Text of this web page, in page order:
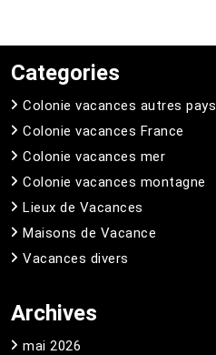
Categories
Colonie vacances autres pays
Colonie vacances France
Colonie vacances mer
Colonie vacances montagne
Lieux de Vacances
Maisons de Vacance
Vacances divers
Archives
mai 2026